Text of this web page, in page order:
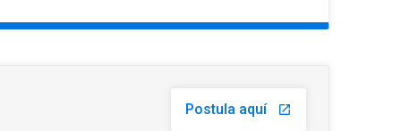
Postula aquí launch